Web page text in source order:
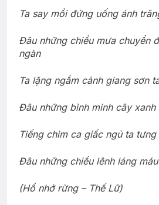
Ta say mồi đứng uống ánh
Đâu những chiều mưa chuyển
ngàn
Ta lặng ngắm cảnh giang sơn
Đâu những bình minh cây xanh
Tiếng chim ca giấc ngủ ta
Đâu những chiều lênh láng
(Hổ nhớ rừng – Thế Lữ)